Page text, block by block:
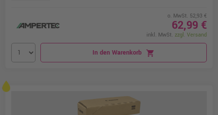
o. MwSt. 52,93 €
62,99 €
inkl. MwSt. zzgl. Versand
In den Warenkorb shopping_cart